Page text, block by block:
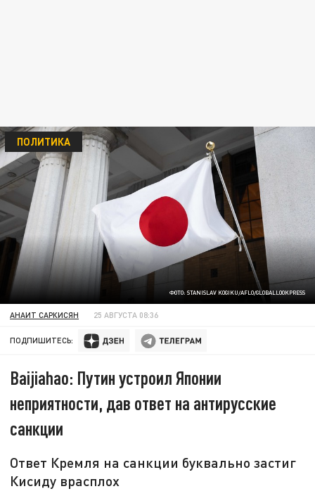
ФОТО: STANISLAV KOGIKU/AFLO/GLOBALLOOKPRESS
ПОЛИТИКА
АНАИТ САРКИСЯН 25 АВГУСТА 08:36
ПОДПИШИТЕСЬ:
Baijiahao: Путин устроил Японии
неприятности, дав ответ на антирусские
санкции
Ответ Кремля на санкции буквально застиг
Кисиду врасплох